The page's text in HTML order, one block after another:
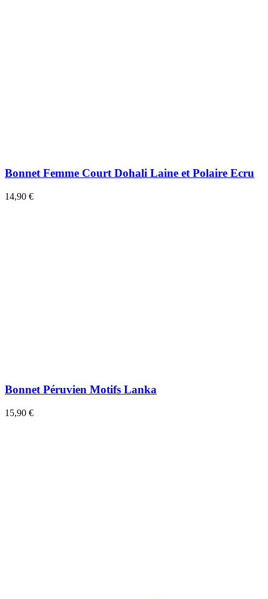
Bonnet Femme Court Dohali Laine et Polaire Ecru
14,90 €
Bonnet Péruvien Motifs Lanka
15,90 €